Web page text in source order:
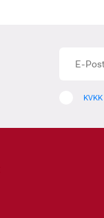
KVKK